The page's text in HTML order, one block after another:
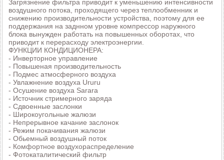
Загрязнение фильтра приводит к уменьшению интенсивности
воздушного потока, проходящего через теплообменник и
снижению производительности устройства, поэтому для ее
поддержания на заднном уровне компрессор наружного
блока вынужден работать на повышенных оборотах, что
приводит к перерасходу электроэнергии.
ФУНКЦИИ КОНДИЦИОНЕРА:
- Инверторное управление
- Повышеная производительность
- Подмес атмосферного воздуха
- Увлажнение воздуха Ururu
- Осушение воздуха Sarara
- Источник стримерного заряда
- Сдвоенные заслонки
- Широкоугольные жалюзи
- Непрерывное качание заслонок
- Режим покачивания жалюзи
- Обьемный воздушный поток
- Комфортное воздухораспределение
- Фотокаталитический фильтр